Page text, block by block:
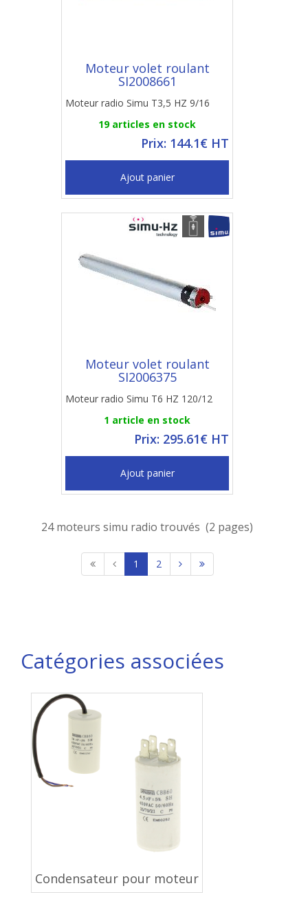
Moteur volet roulant
SI2008661
Moteur radio Simu T3,5 HZ 9/16
19 articles en stock
Prix: 144.1€ HT
Ajout panier
Moteur volet roulant
SI2006375
Moteur radio Simu T6 HZ 120/12
1 article en stock
Prix: 295.61€ HT
Ajout panier
24 moteurs simu radio trouvés (2 pages)
1 2
Catégories associées
Condensateur pour moteur